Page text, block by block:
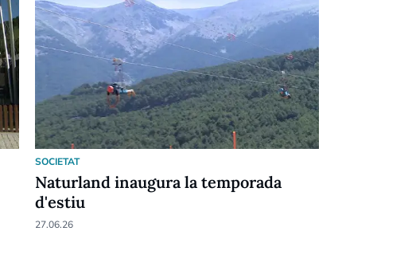
SOCIETAT
Naturland inaugura la temporada
d'estiu
27.06.26